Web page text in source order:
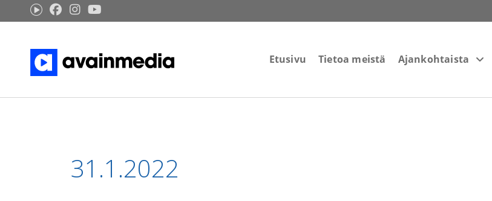
sisältöön
Etusivu Tietoa meistä Ajankohtaista
31.1.2022